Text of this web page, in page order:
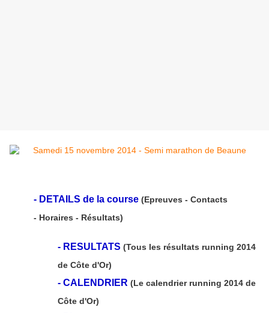
- DETAILS de la course (Epreuves - Contacts
- Horaires - Résultats)
- RESULTATS (Tous les résultats running 2014
de Côte d'Or)
- CALENDRIER (Le calendrier running 2014 de
Côte d'Or)